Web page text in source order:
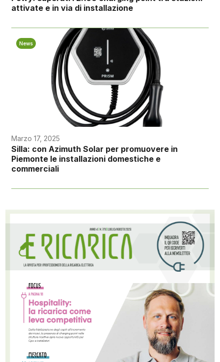
attivate e in via di installazione
News
Marzo 17, 2025
Silla: con Azimuth Solar per promuovere in
Piemonte le installazioni domestiche e
commerciali